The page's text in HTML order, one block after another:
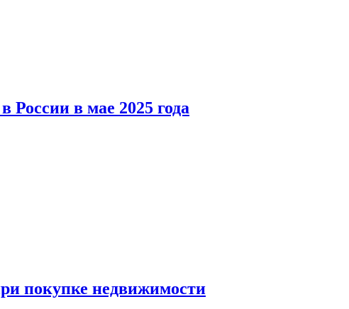
России в мае 2025 года
покупке недвижимости